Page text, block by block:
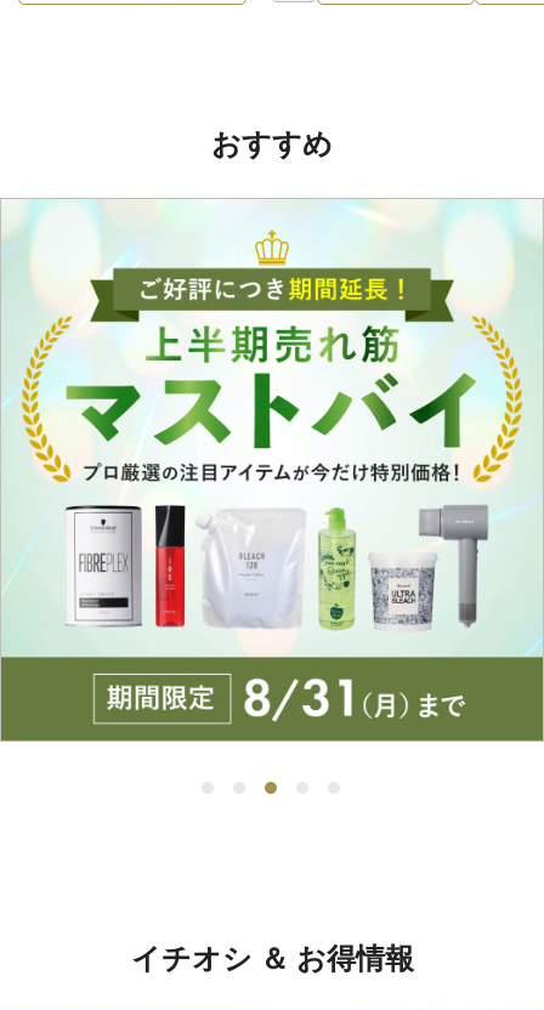
おすすめ
イチオシ ＆ お得情報